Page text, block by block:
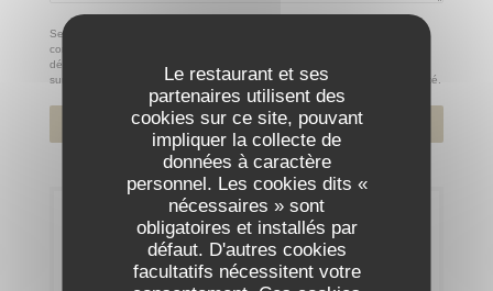
Le restaurant et ses
partenaires utilisent des
cookies sur ce site, pouvant
impliquer la collecte de
données à caractère
personnel. Les cookies dits «
nécessaires » sont
obligatoires et installés par
défaut. D'autres cookies
facultatifs nécessitent votre
Selon l'article L.223-2 du code de la consommation, il est rappelé que le
consommateur peut user de son droit à s'inscrire sur la liste d'opposition au
démarchage téléphonique Bloctel :
sur le traitement de vos données, consultez notrepolitique de confidentialité
Réservation
RÉSERVER